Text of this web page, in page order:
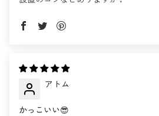
アトム
かっこいい😎